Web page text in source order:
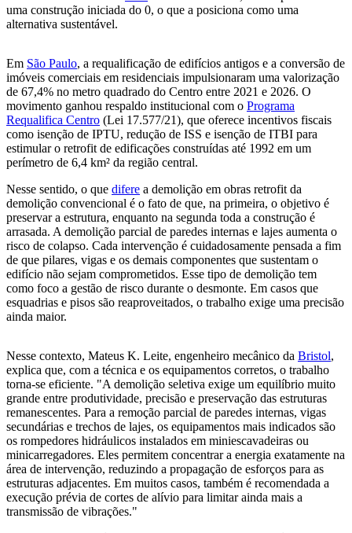
uma construção iniciada do 0, o que a posiciona como uma
alternativa sustentável.
Em São Paulo, a requalificação de edifícios antigos e a conversão de
imóveis comerciais em residenciais impulsionaram uma valorização
de 67,4% no metro quadrado do Centro entre 2021 e 2026. O
movimento ganhou respaldo institucional com o Programa
Requalifica Centro (Lei 17.577/21), que oferece incentivos fiscais
como isenção de IPTU, redução de ISS e isenção de ITBI para
estimular o retrofit de edificações construídas até 1992 em um
perímetro de 6,4 km² da região central.
Nesse sentido, o que difere a demolição em obras retrofit da
demolição convencional é o fato de que, na primeira, o objetivo é
preservar a estrutura, enquanto na segunda toda a construção é
arrasada. A demolição parcial de paredes internas e lajes aumenta o
risco de colapso. Cada intervenção é cuidadosamente pensada a fim
de que pilares, vigas e os demais componentes que sustentam o
edifício não sejam comprometidos. Esse tipo de demolição tem
como foco a gestão de risco durante o desmonte. Em casos que
esquadrias e pisos são reaproveitados, o trabalho exige uma precisão
ainda maior.
Nesse contexto, Mateus K. Leite, engenheiro mecânico da Bristol,
explica que, com a técnica e os equipamentos corretos, o trabalho
torna-se eficiente. "A demolição seletiva exige um equilíbrio muito
grande entre produtividade, precisão e preservação das estruturas
remanescentes. Para a remoção parcial de paredes internas, vigas
secundárias e trechos de lajes, os equipamentos mais indicados são
os rompedores hidráulicos instalados em miniescavadeiras ou
minicarregadores. Eles permitem concentrar a energia exatamente na
área de intervenção, reduzindo a propagação de esforços para as
estruturas adjacentes. Em muitos casos, também é recomendada a
execução prévia de cortes de alívio para limitar ainda mais a
transmissão de vibrações."